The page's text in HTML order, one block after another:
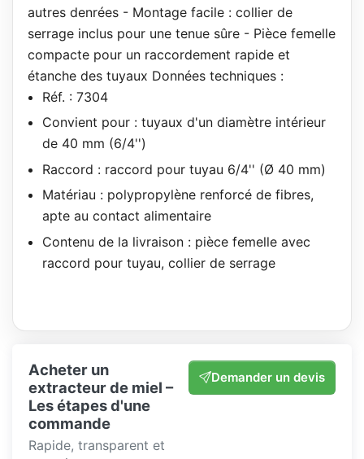
autres denrées - Montage facile : collier de
serrage inclus pour une tenue sûre - Pièce femelle
compacte pour un raccordement rapide et
étanche des tuyaux Données techniques :
Réf. : 7304
Convient pour : tuyaux d'un diamètre intérieur
de 40 mm (6/4'')
Raccord : raccord pour tuyau 6/4'' (Ø 40 mm)
Matériau : polypropylène renforcé de fibres,
apte au contact alimentaire
Contenu de la livraison : pièce femelle avec
raccord pour tuyau, collier de serrage
Acheter un
extracteur de miel –
Les étapes d'une
commande
Rapide, transparent et
Demander un devis